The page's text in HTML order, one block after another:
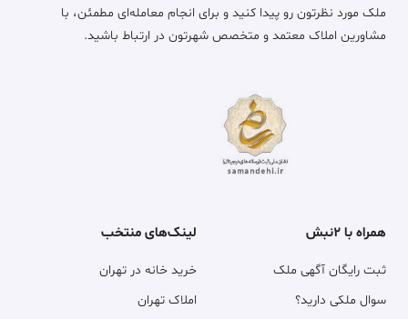
ملک مورد نظرتون رو پیدا کنید و برای انجام معامله‌ای مطمئن، با
مشاورین املاک معتمد و متخصص شهرتون در ارتباط باشید.
همراه با ۲نبش
ثبت رایگان آگهی ملک
سوال ملکی دارید؟
لینک‌های منتخب
خرید خانه در تهران
املاک تهران